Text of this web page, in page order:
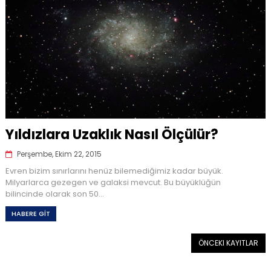
Yıldızlara Uzaklık Nasıl Ölçülür?
Perşembe, Ekim 22, 2015
Evren bizim sınırlarını henüz bilemediğimiz kadar büyük.
Milyarlarca gezegen ve galaksi mevcut. Bu büyüklüğün
bilincinde olarak son 50...
HABERE GİT
ÖNCEKI KAYITLAR